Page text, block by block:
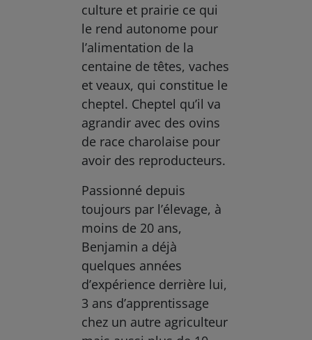
culture et prairie ce qui
le rend autonome pour
l’alimentation de la
centaine de têtes, vaches
et veaux, qui constitue le
cheptel. Cheptel qu’il va
agrandir avec des ovins
de race charolaise pour
avoir des reproducteurs.
Passionné depuis
toujours par l’élevage, à
moins de 20 ans,
Benjamin a déjà
quelques années
d’expérience derrière lui,
3 ans d’apprentissage
chez un autre agriculteur